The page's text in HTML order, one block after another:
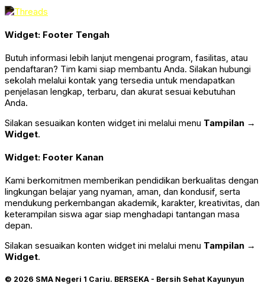
Widget: Footer Tengah
Butuh informasi lebih lanjut mengenai program, fasilitas, atau
pendaftaran? Tim kami siap membantu Anda. Silakan hubungi
sekolah melalui kontak yang tersedia untuk mendapatkan
penjelasan lengkap, terbaru, dan akurat sesuai kebutuhan
Anda.
Silakan sesuaikan konten widget ini melalui menu Tampilan →
Widget.
Widget: Footer Kanan
Kami berkomitmen memberikan pendidikan berkualitas dengan
lingkungan belajar yang nyaman, aman, dan kondusif, serta
mendukung perkembangan akademik, karakter, kreativitas, dan
keterampilan siswa agar siap menghadapi tantangan masa
depan.
Silakan sesuaikan konten widget ini melalui menu Tampilan →
Widget.
© 2026 SMA Negeri 1 Cariu. BERSEKA - Bersih Sehat Kayunyun